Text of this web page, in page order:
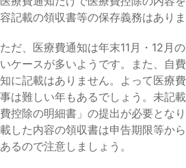
容記載の領収書等の保存義務はありま
ただ、医療費通知は年末11月・12月
いケースが多いようです。また、自
知に記載はありません。よって医療
事は難しい年もあるでしょう。未記
費控除の明細書」の提出が必要とな
載した内容の領収書は申告期限等か
あるので注意しましょう。